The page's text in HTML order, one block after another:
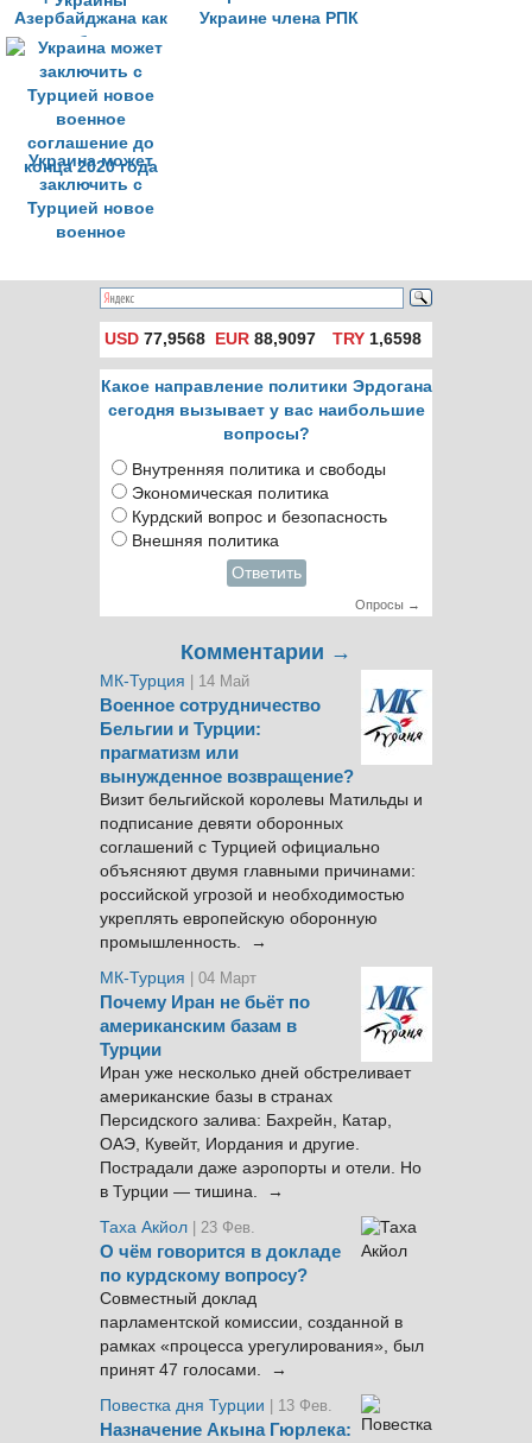
Азербайджана как
это было в
вопросе Грузии и
Украины
Украине члена РПК
Украина может
заключить с
Турцией новое
военное
конца 2020 года
USD 77,9568 EUR 88,9097 TRY1,6598
Какое направление политики Эрдогана
сегодня вызывает у вас наибольшие
вопросы?
Внутренняя политика и свободы
Экономическая политика
Курдский вопрос и безопасность
Внешняя политика
Ответить
Опросы →
Комментарии →
МК-Турция | 14 Май
Военное сотрудничество
Бельгии и Турции:
прагматизм или
вынужденное возвращение?
Визит бельгийской королевы Матильды и
подписание девяти оборонных
соглашений с Турцией официально
объясняют двумя главными причинами:
российской угрозой и необходимостью
укреплять европейскую оборонную
промышленность. →
МК-Турция
| 04 Март
Почему Иран не бьёт по
американским базам в
Турции
Иран уже несколько дней обстреливает
американские базы в странах
Персидского залива: Бахрейн, Катар,
ОАЭ, Кувейт, Иордания и другие.
Пострадали даже аэропорты и отели. Но
в Турции — тишина. →
Таха Акйол | 23 Фев.
О чём говорится в докладе
по курдскому вопросу?
Совместный доклад
парламентской комиссии, созданной в
рамках «процесса урегулирования», был
принят 47 голосами. →
Повестка дня Турции
| 13 Фев.
Назначение Акына Гюрлека: